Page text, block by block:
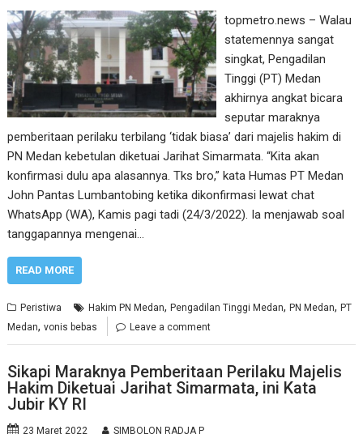
topmetro.news – Walau
statemennya sangat
singkat, Pengadilan
Tinggi (PT) Medan
akhirnya angkat bicara
seputar maraknya
pemberitaan perilaku terbilang ‘tidak biasa’ dari majelis hakim di
PN Medan kebetulan diketuai Jarihat Simarmata. “Kita akan
konfirmasi dulu apa alasannya. Tks bro,” kata Humas PT Medan
John Pantas Lumbantobing ketika dikonfirmasi lewat chat
WhatsApp (WA), Kamis pagi tadi (24/3/2022). Ia menjawab soal
tanggapannya mengenai…
READ MORE
Peristiwa Hakim PN Medan,Pengadilan Tinggi Medan,PN Medan,PT
Medan,vonis bebas Leave a comment
Sikapi Maraknya Pemberitaan Perilaku Majelis
Hakim Diketuai Jarihat Simarmata, ini Kata
Jubir KY RI
23 Maret 2022 SIMBOLON RADJA P